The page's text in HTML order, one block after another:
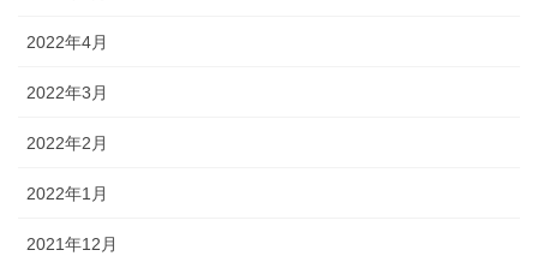
2022年4月
2022年3月
2022年2月
2022年1月
2021年12月